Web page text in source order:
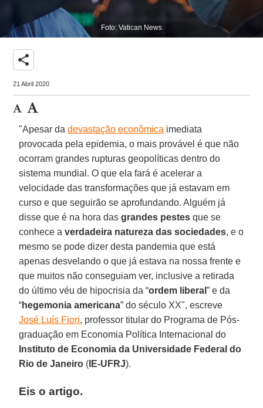
Foto: Vatican News
share
21 Abril 2020
"Apesar dadevastação econômica imediata
provocada pela epidemia, o mais provável é que não
ocorram grandes rupturas geopolíticas dentro do
sistema mundial. O que ela fará é acelerar a
velocidade das transformações que já estavam em
curso e que seguirão se aprofundando. Alguém já
disse que é na hora dasgrandes pestes que se
conhece averdadeira natureza das sociedades, e o
mesmo se pode dizer desta pandemia que está
apenas desvelando o que já estava na nossa frente e
que muitos não conseguiam ver, inclusive a retirada
do último véu de hipocrisia da “ordem liberal” e da
“hegemonia americana” do século XX", escreve
José Luís Fiori, professor titular do Programa de Pós-
graduação em Economia Política Internacional do
Instituto de Economia da Universidade Federal do
Rio de Janeiro ( IE-UFRJ).
Eis o artigo.